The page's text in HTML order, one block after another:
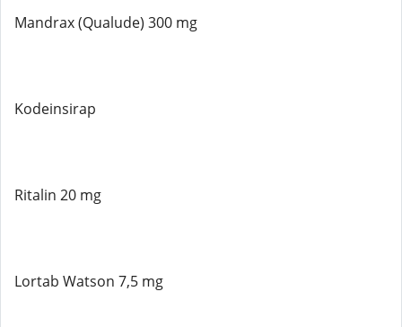
Mandrax (Qualude) 300 mg
Kodeinsirap
Ritalin 20 mg
Lortab Watson 7,5 mg